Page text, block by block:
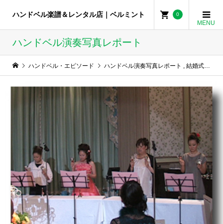
ハンドベル楽譜＆レンタル店｜ベルミント 0
ハンドベル演奏写真レポート
ハンドベル・エピソード ハンドベル演奏写真レポート , 結婚式でハンドベル